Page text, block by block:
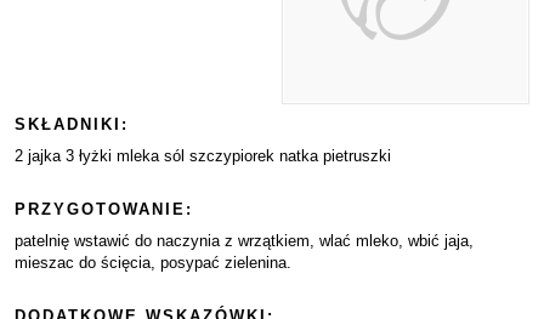
SKŁADNIKI:
2 jajka 3 łyżki mleka sól szczypiorek natka pietruszki
PRZYGOTOWANIE:
patelnię wstawić do naczynia z wrzątkiem, wlać mleko, wbić jaja,
mieszac do ścięcia, posypać zielenina.